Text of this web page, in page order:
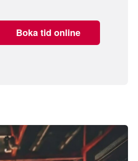
Boka tid online